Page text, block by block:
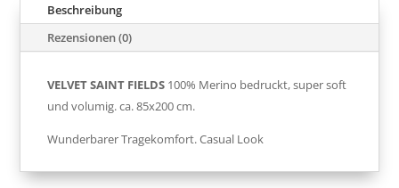
Beschreibung
Rezensionen (0)
VELVET SAINT FIELDS 100% Merino bedruckt, super soft
und volumig. ca. 85x200 cm.
Wunderbarer Tragekomfort. Casual Look